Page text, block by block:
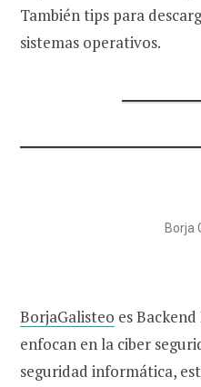
También tips para
sistemas operativos.
Borja
BorjaGalisteo es
enfocan en la ciber
seguridad informática,